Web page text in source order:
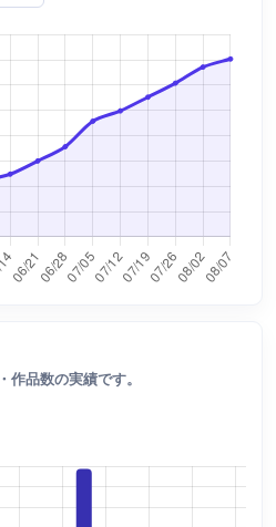
作品数の実績です。